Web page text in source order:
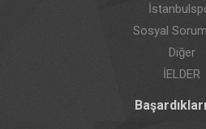
Sosyal
Diğer
İELDER